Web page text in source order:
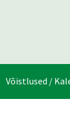
Võistlused /